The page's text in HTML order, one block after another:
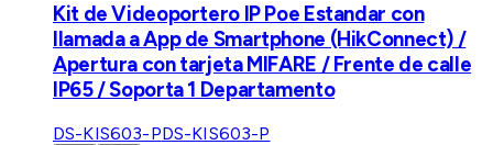
Kit de Videoportero IP Poe Estandar con
llamada a App de Smartphone (HikConnect) /
Apertura con tarjeta MIFARE / Frente de calle
IP65 / Soporta 1 Departamento
DS-KIS603-PDS-KIS603-P